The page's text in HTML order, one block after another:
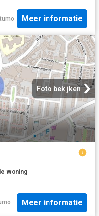
Meer informatie
Foto bekijken
Woning
Meer informatie